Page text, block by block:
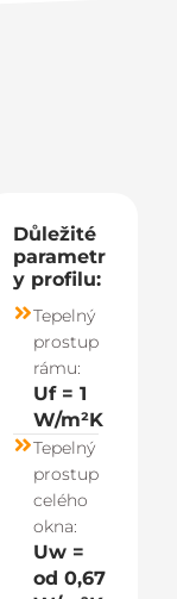
Důležité
parametr
y profilu:
Tepelný
prostup
rámu:
Uf = 1
W/m²K
Tepelný
prostup
celého
okna:
Uw =
od 0,67